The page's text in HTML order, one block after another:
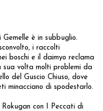
Gemelle è in subbuglio.
i raccolti
boschi e il daimyo reclama
sua volta molti problemi da
del Guscio Chiuso, dove
minacciano di spodestarlo.
con I Peccati di